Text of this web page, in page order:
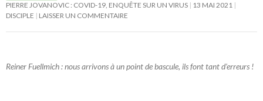
PIERRE JOVANOVIC : COVID-19, ENQUÊTE SUR UN VIRUS
13 MAI 2021
DISCIPLE
LAISSER UN COMMENTAIRE
Reiner Fuellmich : nous arrivons à un point de bascule, ils font tant d’erreurs !